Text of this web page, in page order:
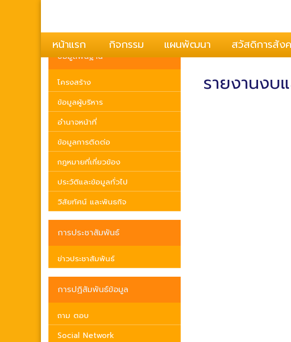
หน้าแรก กิจกรรม แผนพัฒนา สวัสดิการสัง
ยินดีต้อนรับสู่
กอ
2
รายงานงบ
ข้อมูลพื้นฐาน
โครงสร้าง
ข้อมูลผู้บริหาร
อำนาจหน้าที่
ข้อมูลการติดต่อ
กฎหมายที่เกี่ยวข้อง
ประวัติและข้อมูลทั่วไป
วิสัยทัศน์ และพันธกิจ
การประชาสัมพันธ์
ข่าวประชาสัมพันธ์
การปฏิสัมพันธ์ข้อมูล
ถาม ตอบ
Social Network